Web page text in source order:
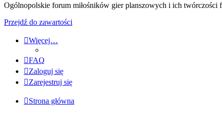
Ogólnopolskie forum miłośników gier planszowych i ich twórczości
Przejdź do zawartości
Więcej…
FAQ
Zaloguj się
Zarejestruj się
Strona główna